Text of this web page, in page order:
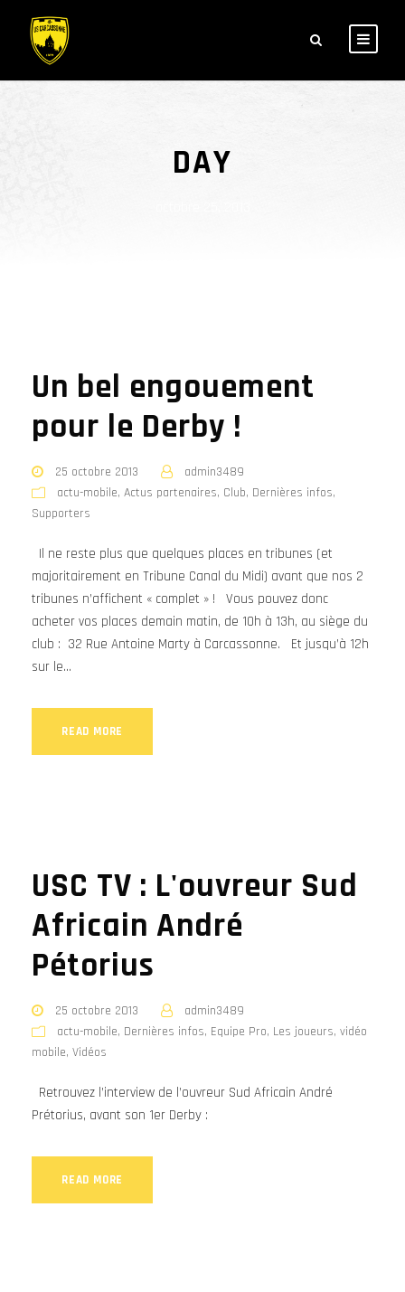
DAY
Un bel engouement
pour le Derby !
25 octobre 2013
admin3489
actu-mobile, Actus partenaires, Club, Dernières infos,
Supporters
Il ne reste plus que quelques places en tribunes (et
majoritairement en Tribune Canal du Midi) avant que nos 2
tribunes n’affichent « complet » ! Vous pouvez donc
acheter vos places demain matin, de 10h à 13h, au siège du
club : 32 Rue Antoine Marty à Carcassonne. Et jusqu’à 12h
sur le...
READ MORE
USC TV : L'ouvreur Sud
Africain André
Pétorius
25 octobre 2013
admin3489
actu-mobile, Dernières infos, Equipe Pro, Les joueurs, vidéo
mobile, Vidéos
Retrouvez l’interview de l’ouvreur Sud Africain André
Prétorius, avant son 1er Derby :
READ MORE